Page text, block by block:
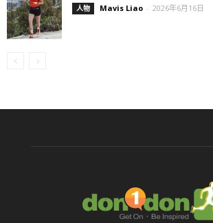
人物 Mavis Liao - 2026年6月16日